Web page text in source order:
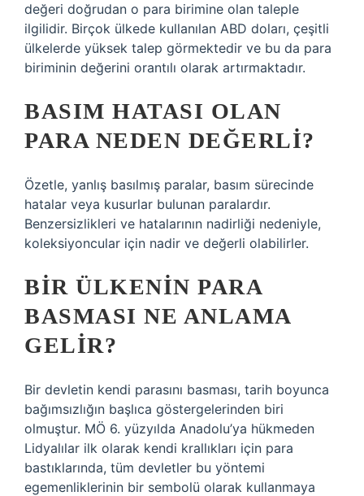
değeri doğrudan o para birimine olan taleple
ilgilidir. Birçok ülkede kullanılan ABD doları, çeşitli
ülkelerde yüksek talep görmektedir ve bu da para
biriminin değerini orantılı olarak artırmaktadır.
BASIM HATASI OLAN
PARA NEDEN DEĞERLI?
Özetle, yanlış basılmış paralar, basım sürecinde
hatalar veya kusurlar bulunan paralardır.
Benzersizlikleri ve hatalarının nadirliği nedeniyle,
koleksiyoncular için nadir ve değerli olabilirler.
BIR ÜLKENIN PARA
BASMASI NE ANLAMA
GELIR?
Bir devletin kendi parasını basması, tarih boyunca
bağımsızlığın başlıca göstergelerinden biri
olmuştur. MÖ 6. yüzyılda Anadolu’ya hükmeden
Lidyalılar ilk olarak kendi krallıkları için para
bastıklarında, tüm devletler bu yöntemi
egemenliklerinin bir sembolü olarak kullanmaya